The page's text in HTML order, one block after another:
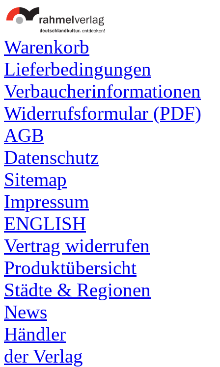
Warenkorb
Lieferbedingungen
Verbaucherinformationen
Widerrufsformular (PDF)
AGB
Datenschutz
Sitemap
Impressum
ENGLISH
Vertrag widerrufen
Produktübersicht
Städte & Regionen
News
Händler
der Verlag